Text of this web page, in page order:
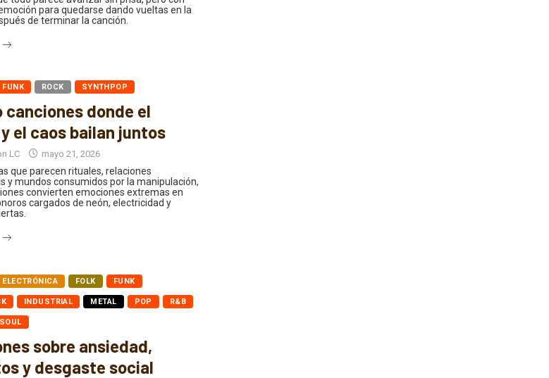
para quedarse dando vueltas en la
de terminar la canción.
FUNK ROCK SYNTHPOP
canciones donde el
el caos bailan juntos
LC mayo 21, 2026
que parecen rituales, relaciones
y mundos consumidos por la manipulación,
convierten emociones extremas en
cargados de neón, electricidad y
ELECTRÓNICA FOLK FUNK
INDUSTRIAL METAL POP R&B
SOUL
sobre ansiedad,
y desgaste social